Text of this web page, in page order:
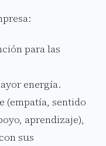
para las
energía.
(empatía, sentido
aprendizaje),
sus